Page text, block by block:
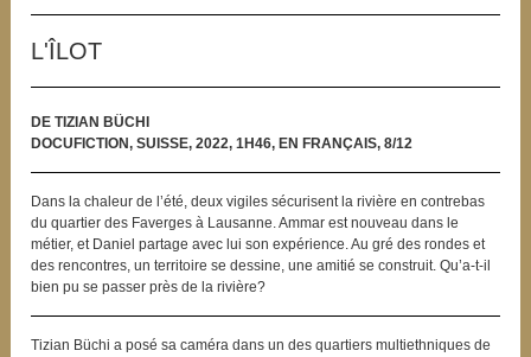
L'ÎLOT
DE TIZIAN BÜCHI
DOCUFICTION, SUISSE, 2022, 1H46, EN FRANÇAIS, 8/12
Dans la chaleur de l’été, deux vigiles sécurisent la rivière en contrebas
du quartier des Faverges à Lausanne. Ammar est nouveau dans le
métier, et Daniel partage avec lui son expérience. Au gré des rondes et
des rencontres, un territoire se dessine, une amitié se construit. Qu’a-t-il
bien pu se passer près de la rivière?
Tizian Büchi a posé sa caméra dans un des quartiers multiethniques de